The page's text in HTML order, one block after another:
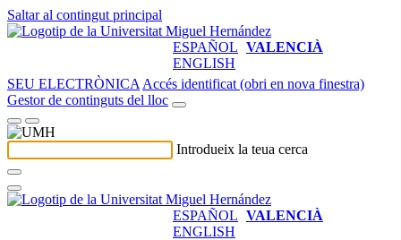
Saltar al contingut principal
ESPAÑOL VALENCIÀ
ENGLISH
SEU ELECTRÒNICA Accés identificat (obri en nova finestra)
Gestor de continguts del lloc
Introdueix la teua cerca
ESPAÑOL VALENCIÀ
ENGLISH